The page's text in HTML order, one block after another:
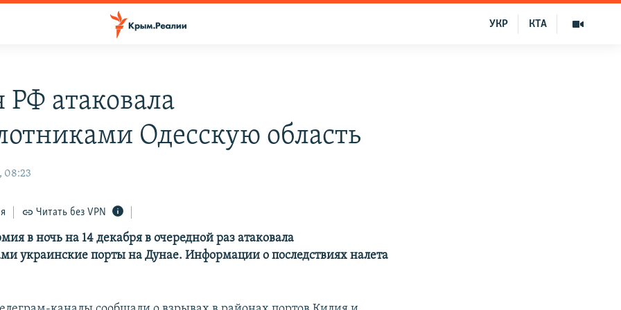
КТА
УКР
атаковала
Одесскую область
08:23
Читать без VPN
в ночь на 14 декабря в очередной раз атаковала
украинские порты на Дунае. Информации о последствиях налета